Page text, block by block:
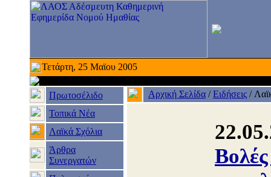
Τετάρτη, 25 Μαϊου 2005
Πρωτοσέλιδο
Τοπικά Νέα
Λαϊκά Σχόλια
Άρθρα
Συνεργατών
Αρχική Σελίδα /Ειδήσεις /